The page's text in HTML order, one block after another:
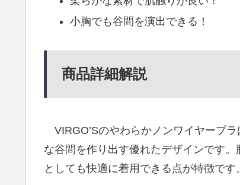
小胸でも谷間を演出できる！
商品詳細解説
VIRGO’Sのやわらかノンワイヤーブ
な谷間を作り出す優れたデザインです
としても快適に着用できる点が特徴です。